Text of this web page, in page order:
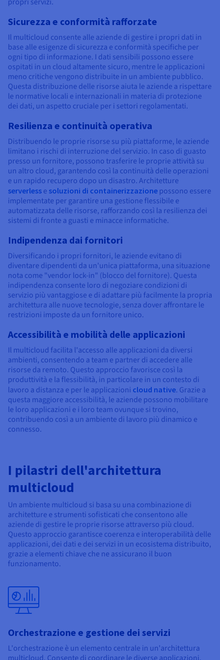
Sicurezza e conformità rafforzate
Il multicloud consente alle aziende di gestire i propri dati in
base alle esigenze di sicurezza e conformità specifiche per
ogni tipo di informazione. I dati sensibili possono essere
ospitati in un cloud altamente sicuro, mentre le applicazioni
meno critiche vengono distribuite in un ambiente pubblico.
Questa distribuzione delle risorse aiuta le aziende a rispettare
le normative locali e internazionali in materia di protezione
dei dati, un aspetto cruciale per i settori regolamentati.
Resilienza e continuità operativa
Distribuendo le proprie risorse su più piattaforme, le aziende
limitano i rischi di interruzione del servizio. In caso di guasto
presso un fornitore, possono trasferire le proprie attività su
un altro cloud, garantendo così la continuità delle operazioni
e un rapido recupero dopo un disastro. Architetture
serverless e soluzioni di containerizzazione possono essere
implementate per garantire una gestione flessibile e
automatizzata delle risorse, rafforzando così la resilienza dei
sistemi di fronte a guasti e minacce informatiche.
Indipendenza dai fornitori
Diversificando i propri fornitori, le aziende evitano di
diventare dipendenti da un'unica piattaforma, una situazione
nota come "vendor lock-in" (blocco del fornitore). Questa
indipendenza consente loro di negoziare condizioni di
servizio più vantaggiose e di adattare più facilmente la propria
architettura alle nuove tecnologie, senza dover affrontare le
restrizioni imposte da un fornitore unico.
Accessibilità e mobilità delle applicazioni
Il multicloud facilita l'accesso alle applicazioni da diversi
ambienti, consentendo a team e partner di accedere alle
risorse da remoto. Questo approccio favorisce così la
produttività e la flessibilità, in particolare in un contesto di
lavoro a distanza e per le applicazioni cloud native. Grazie a
questa maggiore accessibilità, le aziende possono mobilitare
le loro applicazioni e i loro team ovunque si trovino,
contribuendo così a un ambiente di lavoro più dinamico e
connesso.
I pilastri dell'architettura
multicloud
Un ambiente multicloud si basa su una combinazione di
architetture e strumenti sofisticati che consentono alle
aziende di gestire le proprie risorse attraverso più cloud.
Questo approccio garantisce coerenza e interoperabilità delle
applicazioni, dei dati e dei servizi in un ecosistema distribuito,
grazie a elementi chiave che ne assicurano il buon
funzionamento.
Orchestrazione e gestione dei servizi
L'orchestrazione è un elemento centrale in un'architettura